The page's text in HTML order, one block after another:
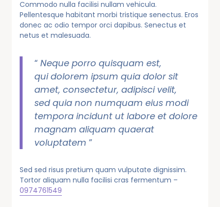
Commodo nulla facilisi nullam vehicula.
Pellentesque habitant morbi tristique senectus. Eros
donec ac odio tempor orci dapibus. Senectus et
netus et malesuada.
“ Neque porro quisquam est,
qui dolorem ipsum quia dolor sit
amet, consectetur, adipisci velit,
sed quia non numquam eius modi
tempora incidunt ut labore et dolore
magnam aliquam quaerat
voluptatem ”
Sed sed risus pretium quam vulputate dignissim.
Tortor aliquam nulla facilisi cras fermentum –
0974761549